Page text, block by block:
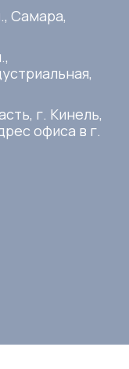
Самара,
г. Кинель,
офиса в г.